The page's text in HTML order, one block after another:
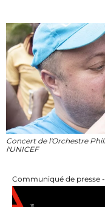
Concert de l'Orchestre
l'UNICEF
Communiqué de presse -